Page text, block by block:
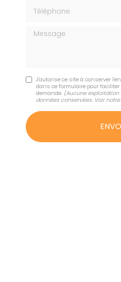
Message
J'autorise ce site à conserver
dans ce formulaire pour
demande. (Aucune
données conservées. Voir notre